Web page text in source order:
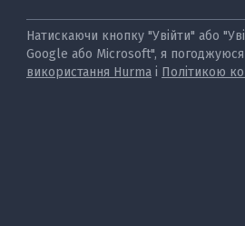
Натискаючи кнопку "Увійти" або
Google або Microsoft", я погоджуюся
використання Hurma і Політикою